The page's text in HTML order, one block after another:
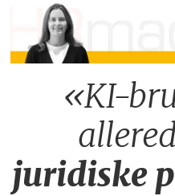
«KI-
juridiske